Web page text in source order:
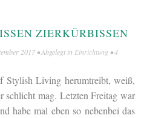
ZIERKÜRBISSEN
2017 • Abgelegt in Einrichtung •4
Stylish Living herumtreibt, weiß,
schlicht mag. Letzten Freitag war
habe mal eben so nebenbei das